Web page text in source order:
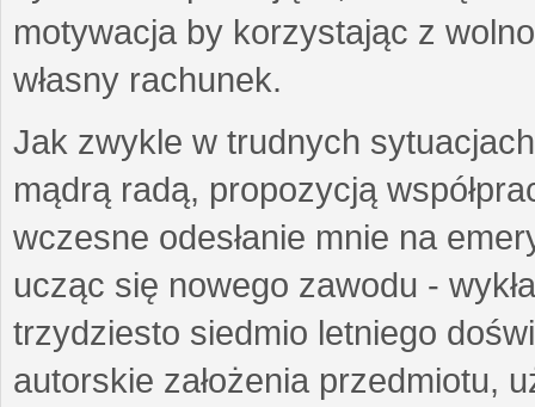
motywacja by korzystając z
własny rachunek.
Jak zwykle w trudnych
mądrą radą, propozycją
wczesne odesłanie mnie na
ucząc się nowego zawodu -
trzydziesto siedmio letniego
autorskie założenia przedmiotu,